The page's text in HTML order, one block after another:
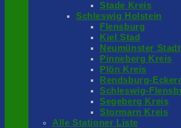
Stade Kreis
Schleswig Holstein
Flensburg
Kiel Stad
Neumünster Stadt
Pinneberg Kreis
Plön Kreis
Rendsburg-
Schleswig-
Segeberg Kreis
Stormarn Kreis
Alle Stationer Liste